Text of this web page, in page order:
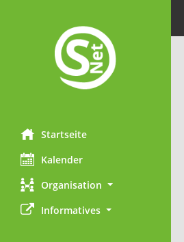
Startseite
Kalender
Organisation
Informatives